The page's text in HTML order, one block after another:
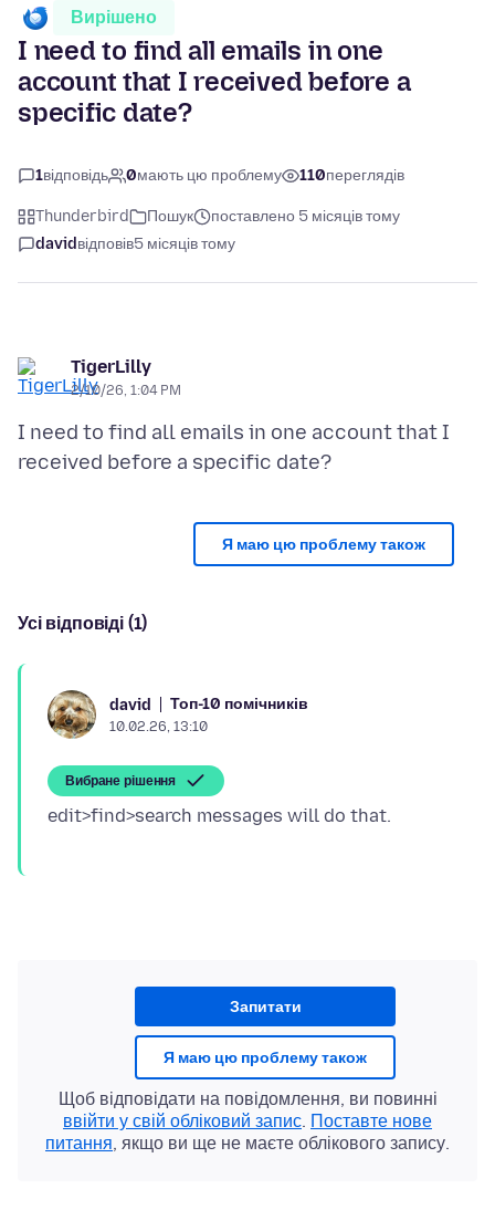
Вирішено
I need to find all emails in one
account that I received before a
specific date?
1відповідь 0мають цю проблему 110переглядів
Thunderbird Пошук
поставлено 5 місяців тому
davidвідповів5 місяців тому
TigerLilly
2/10/26, 1:04 PM
I need to find all emails in one account that I
Я маю цю проблему також
Усі відповіді (1)
david Топ-10 помічників
10.02.26, 13:10
Вибране рішення
Запитати
Я маю цю проблему також
Щоб відповідати на повідомлення, ви повинні
ввійти у свій обліковий запис. Поставте нове
питання, якщо ви ще не маєте облікового запису.